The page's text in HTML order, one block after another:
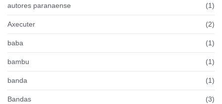
autores paranaense (1)
Axecuter (2)
baba (1)
bambu (1)
banda (1)
Bandas (3)